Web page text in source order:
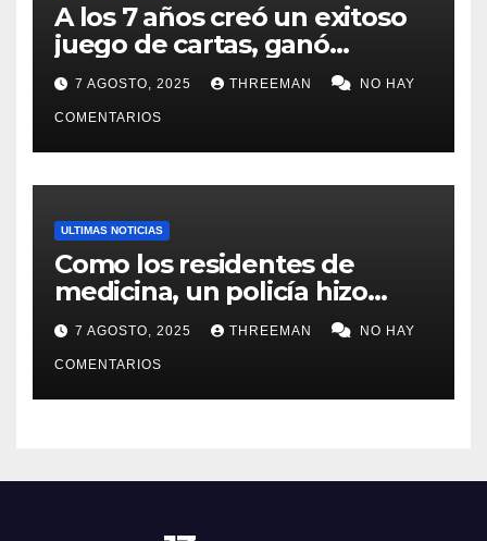
A los 7 años creó un exitoso
juego de cartas, ganó
millones y ahora vendió la
idea para cumplir su sueño
7 AGOSTO, 2025 THREEMAN NO HAY
COMENTARIOS
ULTIMAS NOTICIAS
Como los residentes de
medicina, un policía hizo
trampa en un examen para
obtener un ascenso en Santa
Fe y fue suspendido
7 AGOSTO, 2025 THREEMAN NO HAY
COMENTARIOS